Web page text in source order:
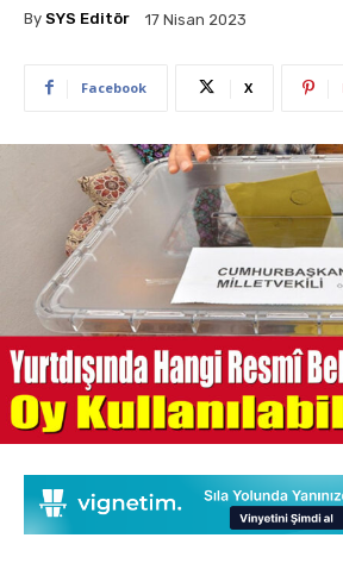
By SYS Editör 17 Nisan 2023
Facebook X